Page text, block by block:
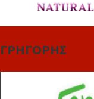
ΓΡΗΓΟΡΗΣ